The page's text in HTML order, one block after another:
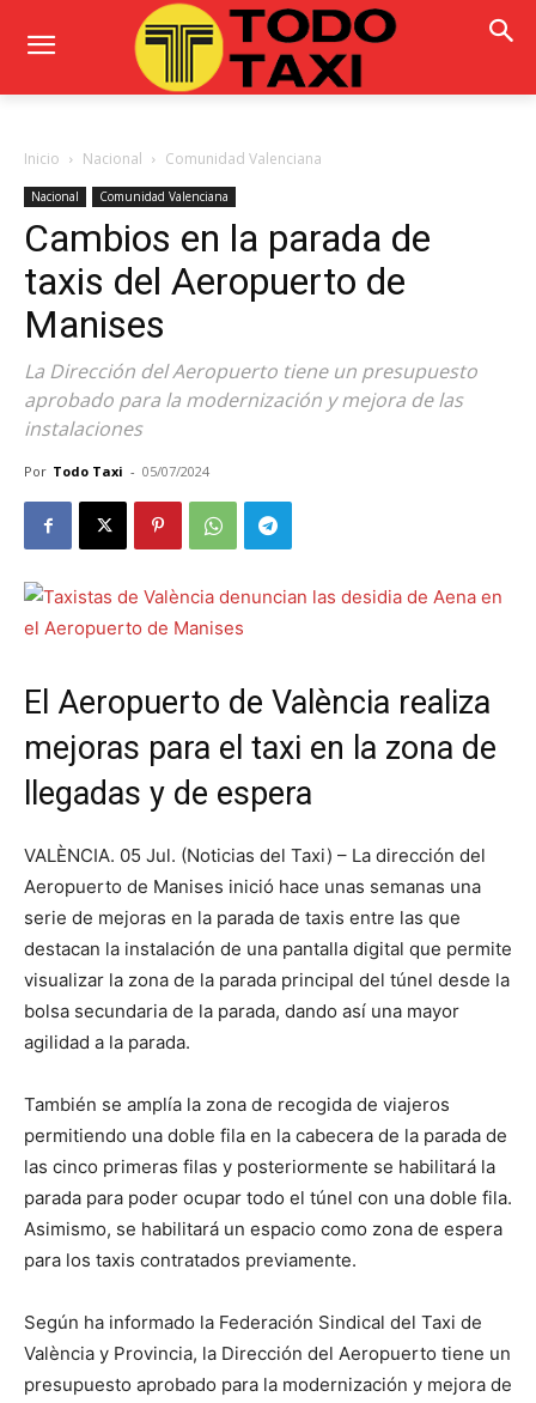
Inicio Nacional Comunidad Valenciana
Nacional Comunidad Valenciana
Cambios en la parada de
taxis del Aeropuerto de
Manises
La Dirección del Aeropuerto tiene un presupuesto
aprobado para la modernización y mejora de las
instalaciones
Por Todo Taxi - 05/07/2024
El Aeropuerto de València realiza
mejoras para el taxi en la zona de
llegadas y de espera
VALÈNCIA. 05 Jul. (Noticias del Taxi) – La dirección del
Aeropuerto de Manises inició hace unas semanas una
serie de mejoras en la parada de taxis entre las que
destacan la instalación de una pantalla digital que permite
visualizar la zona de la parada principal del túnel desde la
bolsa secundaria de la parada, dando así una mayor
agilidad a la parada.
También se amplía la zona de recogida de viajeros
permitiendo una doble fila en la cabecera de la parada de
las cinco primeras filas y posteriormente se habilitará la
parada para poder ocupar todo el túnel con una doble fila.
Asimismo, se habilitará un espacio como zona de espera
para los taxis contratados previamente.
Según ha informado la Federación Sindical del Taxi de
València y Provincia, la Dirección del Aeropuerto tiene un
presupuesto aprobado para la modernización y mejora de